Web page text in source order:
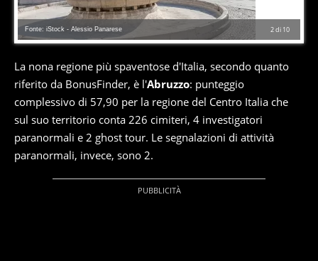
2di 10
Fonte: iStock - Alessio Panarese
La nona regione più spaventose d'Italia, secondo quanto
riferito da BonusFinder, è l'Abruzzo: punteggio
complessivo di 57,90 per la regione del Centro Italia che
sul suo territorio conta 226 cimiteri, 4 investigatori
paranormali e 2 ghost tour. Le segnalazioni di attività
paranormali, invece, sono 2.